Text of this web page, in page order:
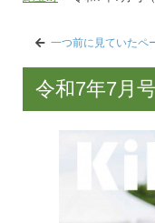
一つ前に見ていたペ
令和7年7月